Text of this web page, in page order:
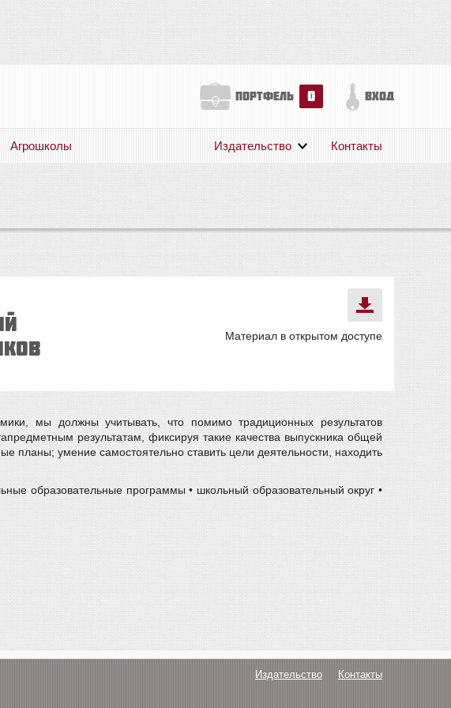
портфель 0 вход
Агрошколы Издательство Контакты
Материал в открытом доступе
мы должны учитывать, что помимо традиционных результатов
результатам, фиксируя такие качества выпускника общей
планы; умение самостоятельно ставить цели деятельности, находить
образовательные программы • школьный образовательный округ •
Издательство Контакты